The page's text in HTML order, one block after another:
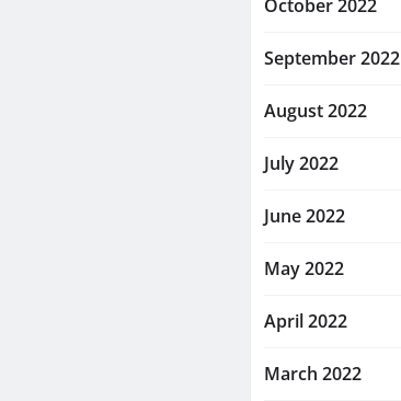
October 2022
September 2022
August 2022
July 2022
June 2022
May 2022
April 2022
March 2022